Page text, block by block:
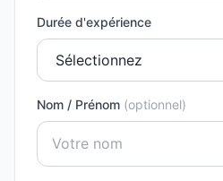
Durée d'expérience
Nom / Prénom (optionnel)